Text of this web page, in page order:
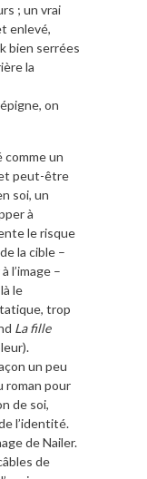
; un vrai
enlevé,
bien serrées
la
on
un
et peut-être
soi, un
à
le risque
la cible –
l’image –
le
trop
La fille
un peu
roman pour
de soi,
l’identité.
de Nailer.
de